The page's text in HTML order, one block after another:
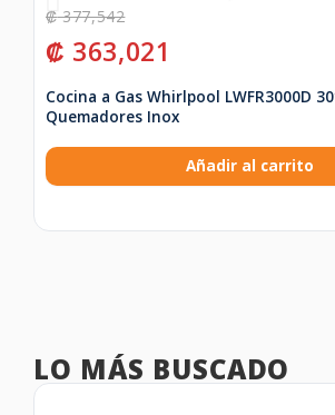
₡377,542
₡ 363,021
Cocina a Gas Whirlpool LWFR3000D
Quemadores Inox
Añadir al carrito
LO MÁS BUSCADO